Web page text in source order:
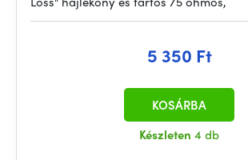
5 350 Ft
Készleten 4 db
KOSÁRBA